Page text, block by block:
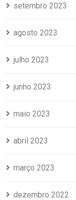
setembro 2023
agosto 2023
julho 2023
junho 2023
maio 2023
abril 2023
março 2023
dezembro 2022